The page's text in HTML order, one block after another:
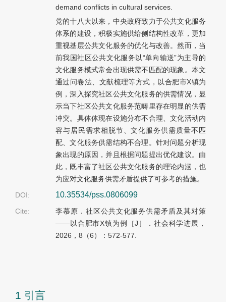
demand conflicts in cultural services.
党的十八大以来，中央政府致力于公共文化服务
体系的建设，积极实施供给侧结构性改革，更加
重视基层公共文化服务的优化与改善。然而，当
前我国社区公共文化服务以“单向输送”为主导的
文化服务模式常会出现供需不匹配的现象。本文
通过问卷法、文献梳理等方式，以合肥市X镇为
例，深入探究社区公共文化服务的供需情况，显
示当下社区公共文化服务范畴里存在明显的供需
冲突。具体体现在设施分布不合理、文化活动内
容与居民需求相脱节、文化服务供需质量不匹
配、文化服务供需结构不合理。针对问题分析现
象出现的原因，并且根据问题提出优化建议。由
此，既丰富了社区公共文化服务的理论内涵，也
为应对文化服务供需矛盾提供了可参考的措施。
DOI:
10.35534/pss.0806099
Cite:
李慕原．社区公共文化服务供需矛盾及其对策
——以合肥市X镇为例［J］．社会科学进展，
2026，8（6）：572-577.
1 引言